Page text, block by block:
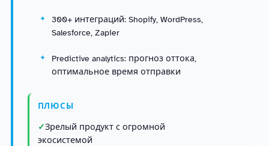
300+ интеграций: Shopify, WordPress,
Salesforce, Zapier
Predictive analytics: прогноз оттока,
оптимальное время отправки
ПЛЮСЫ
Зрелый продукт с огромной
экосистемой